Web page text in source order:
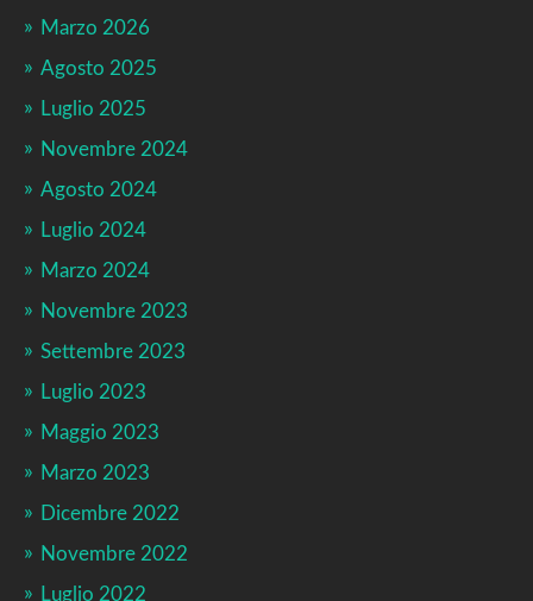
Marzo 2026
Agosto 2025
Luglio 2025
Novembre 2024
Agosto 2024
Luglio 2024
Marzo 2024
Novembre 2023
Settembre 2023
Luglio 2023
Maggio 2023
Marzo 2023
Dicembre 2022
Novembre 2022
Luglio 2022